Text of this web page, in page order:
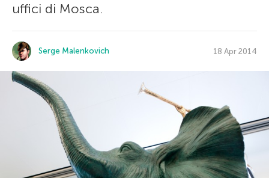
uffici di Mosca.
Serge Malenkovich 18 Apr 2014